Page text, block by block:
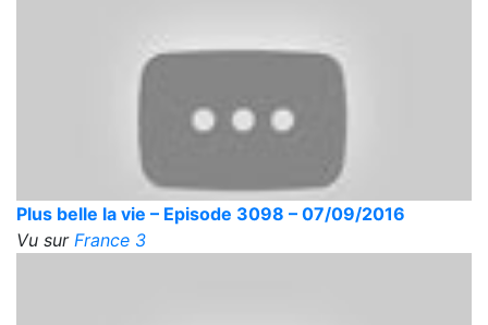
Plus belle la vie – Episode 3098 – 07/09/2016
Vu sur France 3